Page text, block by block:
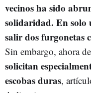
vecinos ha sido
solidaridad. En solo
salir dos furgonetas
Sin embargo, ahora
solicitan
escobas duras,